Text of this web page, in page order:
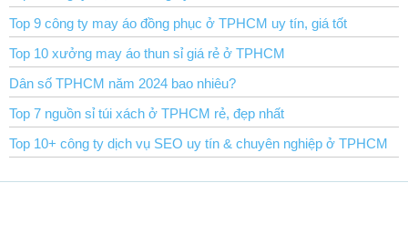
Top 9 công ty may áo đồng phục ở TPHCM uy tín, giá tốt
Top 10 xưởng may áo thun sỉ giá rẻ ở TPHCM
Dân số TPHCM năm 2024 bao nhiêu?
Top 7 nguồn sỉ túi xách ở TPHCM rẻ, đẹp nhất
Top 10+ công ty dịch vụ SEO uy tín & chuyên nghiệp ở TPHCM